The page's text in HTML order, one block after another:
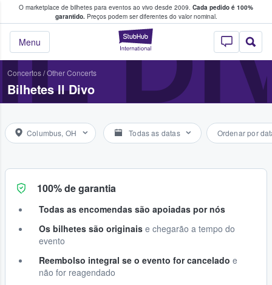
O marketplace de bilhetes para eventos ao vivo desde 2009. Cada pedido é 100%
garantido.Preços podem ser diferentes do valor nominal.
StubHub – onde
Menu
fãs compram e vendem bilhetes
Concertos/Other Concerts
Bilhetes Il Divo
Columbus, OH Todas as datas Ordenar por
100% de garantia
Todas as encomendas são apoiadas por nós
Os bilhetes são originais e chegarão a tempo do
evento
Reembolso integral se o evento for cancelado e
não for reagendado